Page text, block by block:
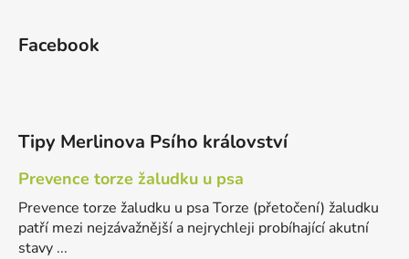
Facebook
Tipy Merlinova Psího království
Prevence torze žaludku u psa
Prevence torze žaludku u psa Torze (přetočení) žaludku
patří mezi nejzávažnější a nejrychleji probíhající akutní
stavy ...